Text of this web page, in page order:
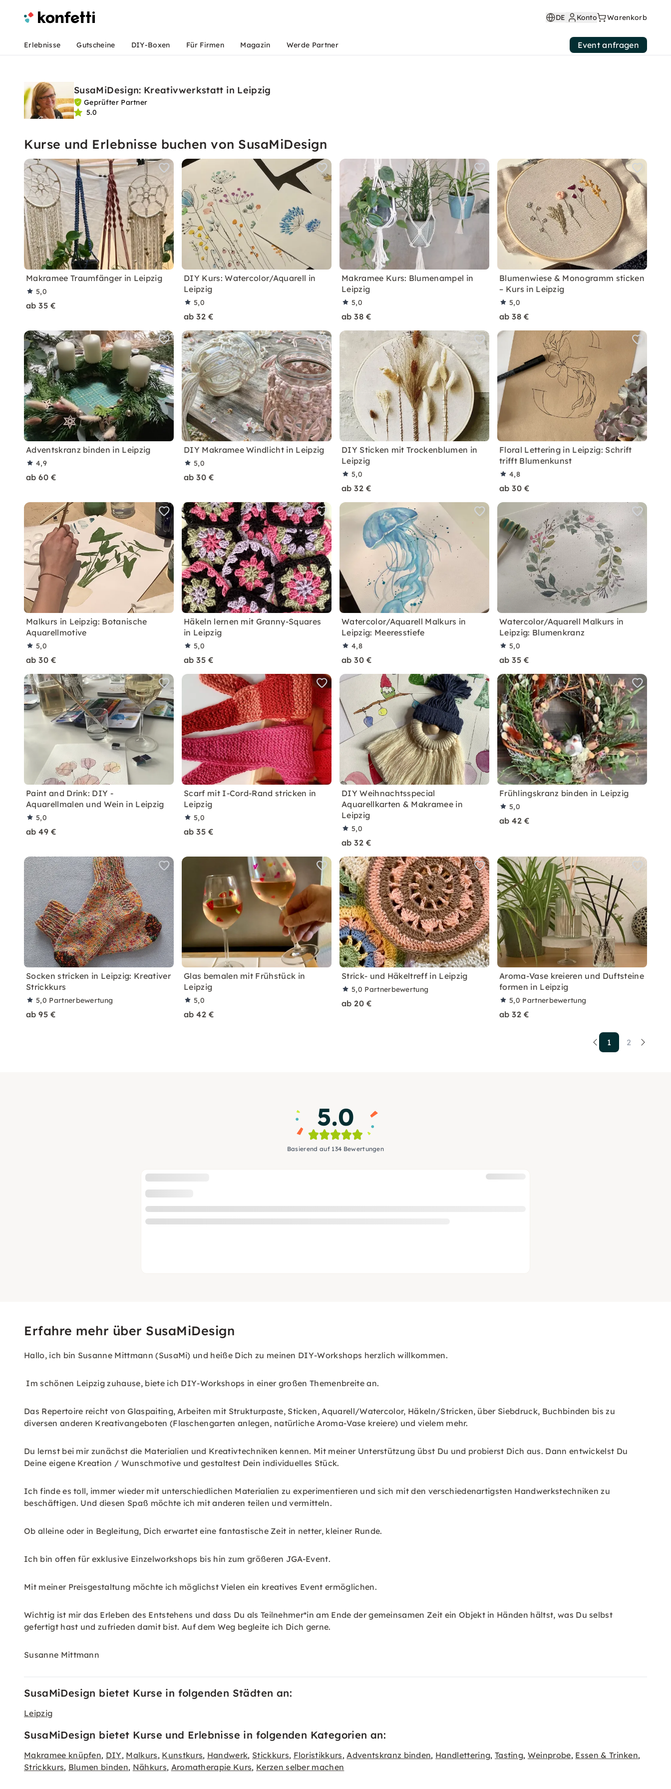
DE Konto Warenkorb
Erlebnisse Gutscheine DIY-Boxen Für Firmen Magazin Werde Partner Event anfragen
SusaMiDesign: Kreativwerkstatt in Leipzig
Geprüfter Partner
5.0
Kurse und Erlebnisse buchen von SusaMiDesign
Makramee Traumfänger in Leipzig
5,0
ab 35 €
DIY Kurs: Watercolor/Aquarell in
Leipzig
5,0
ab 32 €
Makramee Kurs: Blumenampel in
Leipzig
5,0
ab 38 €
Blumenwiese & Monogramm sticken
– Kurs in Leipzig
5,0
ab 38 €
Adventskranz binden in Leipzig
4,9
ab 60 €
DIY Makramee Windlicht in Leipzig
5,0
ab 30 €
DIY Sticken mit Trockenblumen in
Leipzig
5,0
ab 32 €
Floral Lettering in Leipzig: Schrift
trifft Blumenkunst
4,8
ab 30 €
Malkurs in Leipzig: Botanische
Aquarellmotive
5,0
ab 30 €
Häkeln lernen mit Granny-Squares
in Leipzig
5,0
ab 35 €
Watercolor/Aquarell Malkurs in
Leipzig: Meeresstiefe
4,8
ab 30 €
Watercolor/Aquarell Malkurs in
Leipzig: Blumenkranz
5,0
ab 35 €
Paint and Drink: DIY -
Aquarellmalen und Wein in Leipzig
5,0
ab 49 €
Scarf mit I-Cord-Rand stricken in
Leipzig
5,0
ab 35 €
DIY Weihnachtsspecial
Aquarellkarten & Makramee in
Leipzig
5,0
ab 32 €
Frühlingskranz binden in Leipzig
5,0
ab 42 €
Socken stricken in Leipzig: Kreativer
Strickkurs
5,0 Partnerbewertung
ab 95 €
Glas bemalen mit Frühstück in
Leipzig
5,0
ab 42 €
Strick- und Häkeltreff in Leipzig
5,0 Partnerbewertung
ab 20 €
Aroma-Vase kreieren und Duftsteine
formen in Leipzig
5,0 Partnerbewertung
ab 32 €
1 2
5.0
Basierend auf 134 Bewertungen
Erfahre mehr über SusaMiDesign
Hallo, ich bin Susanne Mittmann (SusaMi) und heiße Dich zu meinen DIY-Workshops herzlich willkommen.
Im schönen Leipzig zuhause, biete ich DIY-Workshops in einer großen Themenbreite an.
Das Repertoire reicht von Glaspaiting, Arbeiten mit Strukturpaste, Sticken, Aquarell/Watercolor, Häkeln/Stricken, über Siebdruck, Buchbinden bis zu
diversen anderen Kreativangeboten (Flaschengarten anlegen, natürliche Aroma-Vase kreiere) und vielem mehr.
Du lernst bei mir zunächst die Materialien und Kreativtechniken kennen. Mit meiner Unterstützung übst Du und probierst Dich aus. Dann entwickelst Du
Deine eigene Kreation / Wunschmotive und gestaltest Dein individuelles Stück.
Ich finde es toll, immer wieder mit unterschiedlichen Materialien zu experimentieren und sich mit den verschiedenartigsten Handwerkstechniken zu
beschäftigen. Und diesen Spaß möchte ich mit anderen teilen und vermitteln.
Ob alleine oder in Begleitung, Dich erwartet eine fantastische Zeit in netter, kleiner Runde.
Ich bin offen für exklusive Einzelworkshops bis hin zum größeren JGA-Event.
Mit meiner Preisgestaltung möchte ich möglichst Vielen ein kreatives Event ermöglichen.
Wichtig ist mir das Erleben des Entstehens und dass Du als Teilnehmer*in am Ende der gemeinsamen Zeit ein Objekt in Händen hältst, was Du selbst
gefertigt hast und zufrieden damit bist. Auf dem Weg begleite ich Dich gerne.
Susanne Mittmann
SusaMiDesign bietet Kurse in folgenden Städten an:
Leipzig
SusaMiDesign bietet Kurse und Erlebnisse in folgenden Kategorien an:
Makramee knüpfen, DIY, Malkurs, Kunstkurs, Handwerk, Stickkurs, Floristikkurs,Adventskranz binden, Handlettering, Tasting, Weinprobe, Essen & Trinken,
Strickkurs, Blumen binden, Nähkurs, Aromatherapie Kurs, Kerzen selber machen